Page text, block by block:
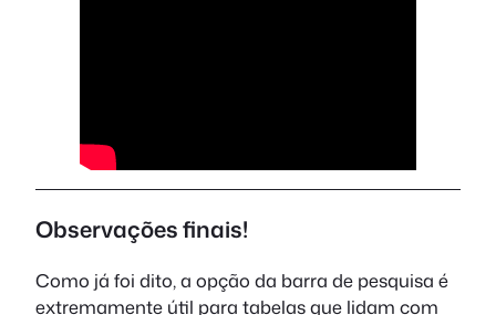
Observações finais!
Como já foi dito, a opção da barra de pesquisa é
extremamente útil para tabelas que lidam com